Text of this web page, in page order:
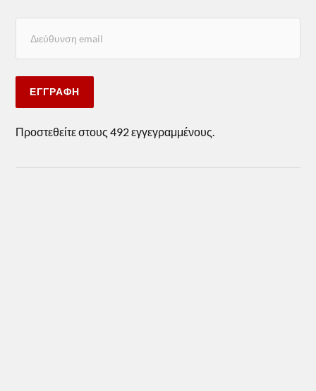
ΕΓΓΡΑΦΉ
Προστεθείτε στους 492 εγγεγραμμένους.